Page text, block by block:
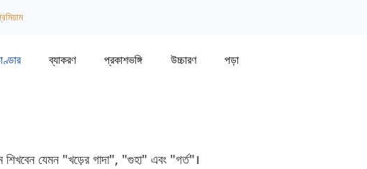
ব্যাকরণ প্রকাশভঙ্গি উচ্চারণ পড়া
শিখবেন যেমন "খড়ের গাদা", "গুহা" এবং "গর্ত"।